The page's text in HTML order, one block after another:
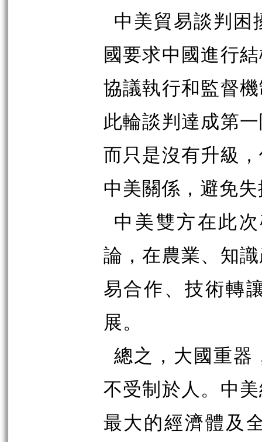
中美貿易談判困
國要求中國進行
協議執行和監督
此輪談判達成第
而只是沒有升級
中美關係，避免
中美雙方在此
論，在農業、知
易合作、技術轉
展。
總之，大國重器
不受制於人。中
最大的經濟體及